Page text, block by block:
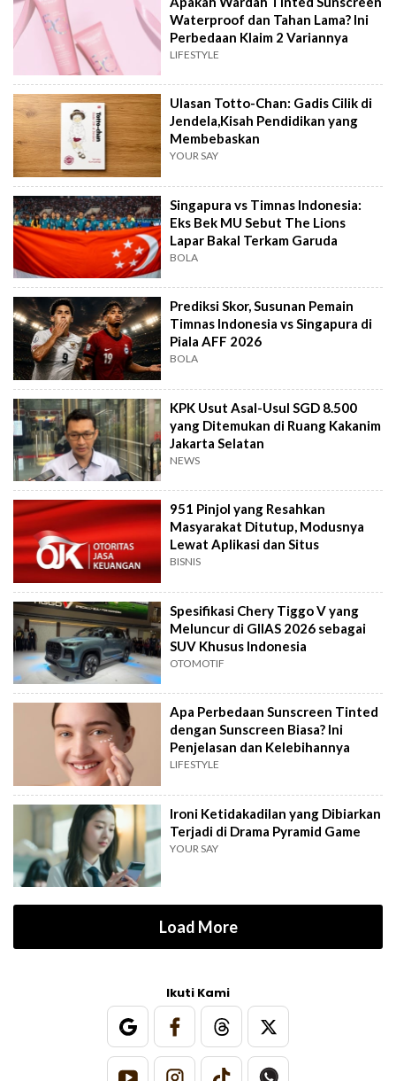
Waterproof dan Tahan Lama? Ini
Perbedaan Klaim 2 Variannya
LIFESTYLE
Ulasan Totto-Chan: Gadis Cilik di
Jendela,Kisah Pendidikan yang
Membebaskan
YOUR SAY
Singapura vs Timnas Indonesia:
Eks Bek MU Sebut The Lions
Lapar Bakal Terkam Garuda
BOLA
Prediksi Skor, Susunan Pemain
Timnas Indonesia vs Singapura di
Piala AFF 2026
BOLA
KPK Usut Asal-Usul SGD 8.500
yang Ditemukan di Ruang Kakanim
Jakarta Selatan
NEWS
951 Pinjol yang Resahkan
Masyarakat Ditutup, Modusnya
Lewat Aplikasi dan Situs
BISNIS
Spesifikasi Chery Tiggo V yang
Meluncur di GIIAS 2026 sebagai
SUV Khusus Indonesia
OTOMOTIF
Apa Perbedaan Sunscreen Tinted
dengan Sunscreen Biasa? Ini
Penjelasan dan Kelebihannya
LIFESTYLE
Ironi Ketidakadilan yang Dibiarkan
Terjadi di Drama Pyramid Game
YOUR SAY
Load More
Ikuti Kami